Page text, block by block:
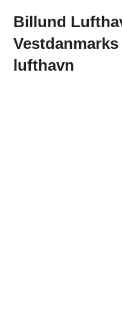
Billund
lufthavn